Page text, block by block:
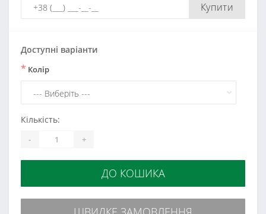
Купити
Доступні варіанти
* Колір
Кількість:
- +
ДО КОШИКА